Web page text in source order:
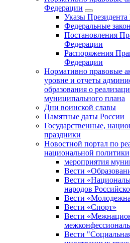
Федерации
Указы
Федеральные
Постановления
Федерации
Распоряжения
Федерации
Нормативно правовые
уровне и отчеты
образования о
муниципального плана
Дни воинской славы
Памятные даты России
Государственные,
праздники
Новостной портал по
национальной политики
мероприятия
Вести
Вести
народов
Вести
Вести «Спорт»
Вести
Вести